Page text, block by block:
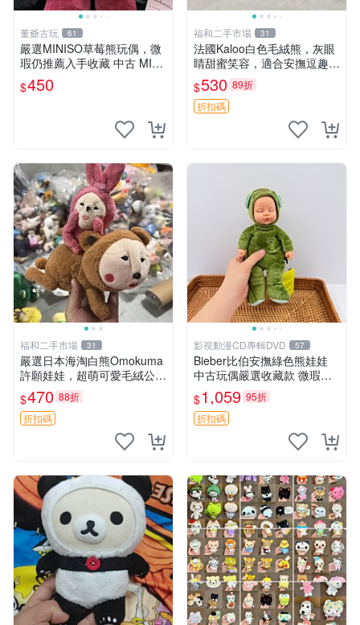
董爺古玩 61
嚴選MINISO草莓熊玩偶，微
瑕仍推薦入手收藏 中古 MINI
SO 草莓熊 玩具 收藏
$450
福和二手市場 31
法國Kaloo白色毛絨熊，灰眼
睛甜蜜笑容，適合安撫逗趣可
愛，柔軟面料手感佳。14 白
色安撫熊 毛絨玩具 寶寶逗樂
具
$530 89折
折扣碼
福和二手市場 31
嚴選日本海淘白熊Omokuma
許願娃娃，超萌可愛毛絨公仔
推薦收藏 白熊 Omokuma 毛
絨玩具 偽裝娃娃 玩具擺飾
$470 88折
折扣碼
影視動漫CD專輯DVD 57
Bieber比伯安撫綠色熊娃娃
中古玩偶嚴選收藏款 微瑕輕
度使用 Bieber綠熊娃娃 中古
玩偶 微瑕
$1,059 95折
折扣碼